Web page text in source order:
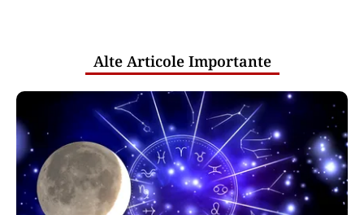
Alte Articole Importante